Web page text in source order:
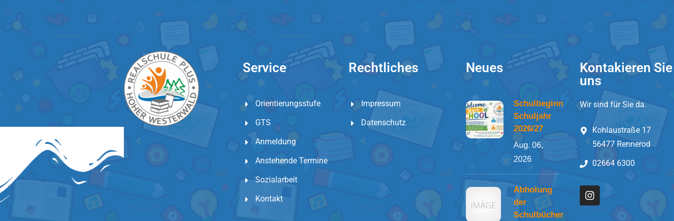
Service
Orientierungsstufe
GTS
Anmeldung
Anstehende Termine
Sozialarbeit
Kontakt
Rechtliches
Impressum
Datenschutz
Neues
Schulbeginn
Schuljahr
2026/27
Aug. 06,
2026
Abholung
der
Schulbücher
Kontakieren Sie
uns
Wir sind für Sie da.
Kohlaustraße 17
56477 Rennerod
02664 6300